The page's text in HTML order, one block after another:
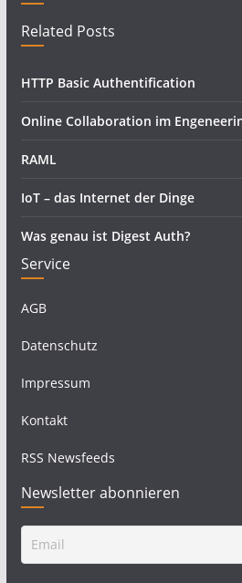
Related Posts
HTTP Basic Authentification
Online Collaboration im
RAML
IoT – das Internet der Dinge
Was genau ist Digest Auth?
Service
AGB
Datenschutz
Impressum
Kontakt
RSS Newsfeeds
Newsletter abonnieren